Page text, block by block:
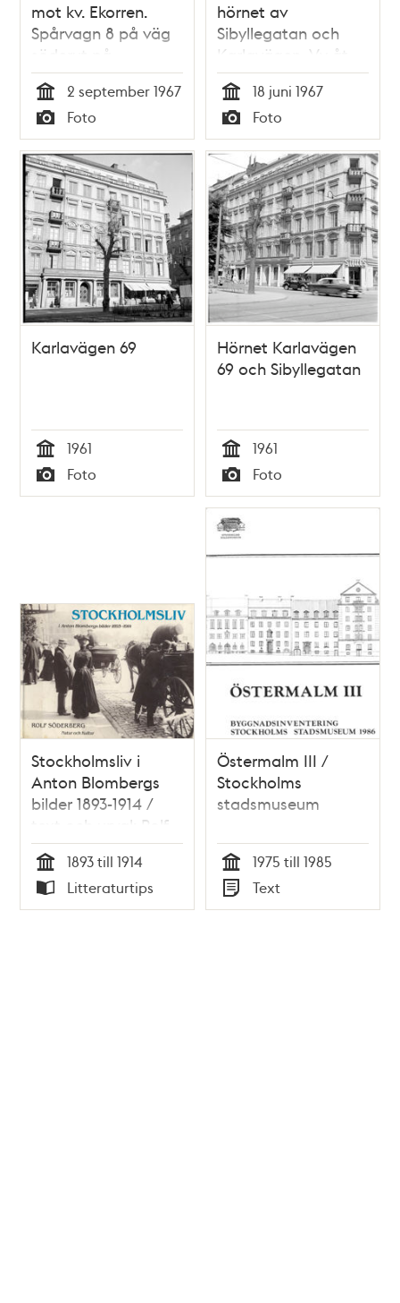
mot kv. Ekorren.
Spårvagn 8 på väg
söderut på
Sibyllegatan. Det är
Spårvagnens dag,
dagen innan
högertrafikomläggningen
Tid
2 september 1967
Typ
Foto
hörnet av
Sibyllegatan och
Karlavägen. Vy åt
norr
Tid
18 juni 1967
Typ
Foto
Karlavägen 69
Tid
1961
Typ
Foto
Hörnet Karlavägen
69 och Sibyllegatan
Tid
1961
Typ
Foto
Stockholmsliv i
Anton Blombergs
bilder 1893-1914 /
text och urval: Rolf
Söderberg
Tid
1893 till 1914
Typ
Litteraturtips
Östermalm III /
Stockholms
stadsmuseum
Tid
1975 till 1985
Typ
Text